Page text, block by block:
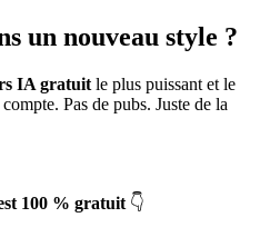
un nouveau style ?
IA gratuit le plus puissant et le
Pas de pubs. Juste de la
100 % gratuit 👇